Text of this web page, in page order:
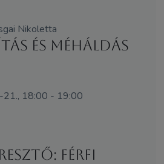
Nikoletta
és MéhÁldás
18:00 - 19:00
Férfi